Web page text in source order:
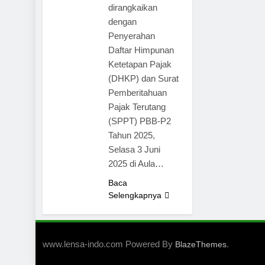
dirangkaikan
dengan
Penyerahan
Daftar Himpunan
Ketetapan Pajak
(DHKP) dan Surat
Pemberitahuan
Pajak Terutang
(SPPT) PBB-P2
Tahun 2025,
Selasa 3 Juni
2025 di Aula…
Baca
Selengkapnya
www.lensa-indo.com Powered By BlazeThemes.